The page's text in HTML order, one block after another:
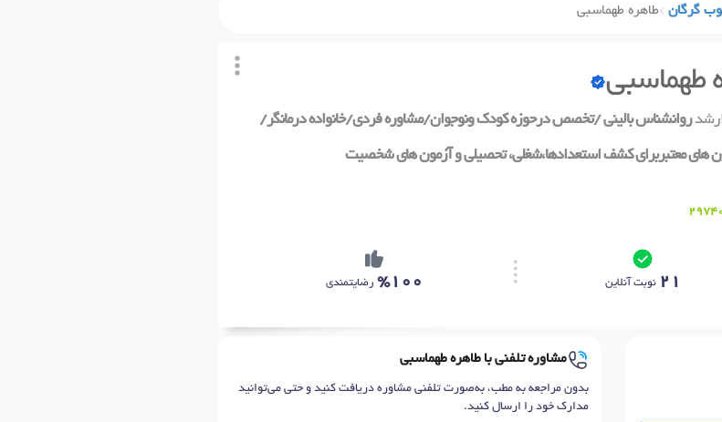
گرگان طاهره طهماسبی
طهماسبی
روانشناس بالینی /تخصص درحوزه کودک ونوجوان/مشاوره فردی/خانواده درمانگر/
های معتبربرای کشف استعدادها،شغلی، تحصیلی و آزمون های شخصیت
21 نوبت آنلاین %100 رضایتمندی
مشاوره تلفنی با طاهره طهماسبی
بدون مراجعه به مطب، به‌صورت تلفنی مشاوره دریافت کنید و حتی می‌توانید
مدارک خود را ارسال کنید.